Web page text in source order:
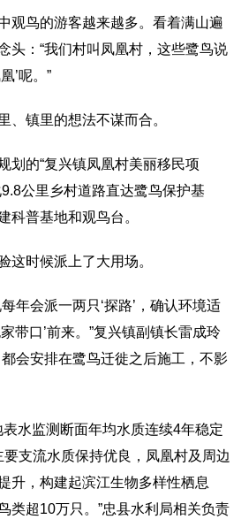
观鸟的游客越来越多。看着满山遍
头：“我们村叫凤凰村，这些鹭鸟说
’呢。”
、镇里的想法不谋而合。
划的“复兴镇凤凰村美丽移民项
公里乡村道路直达鹭鸟保护基
科普基地和观鸟台。
这时候派上了大用场。
年会派一两只‘探路’，确认环境适
带口’前来。”复兴镇副镇长雷成玲
会安排在鹭鸟迁徙之后施工，不影
表水监测断面年均水质连续4年稳定
支流水质保持优良，凤凰村及周边
升，构建起滨江生物多样性栖息
类超10万只。”忠县水利局相关负责